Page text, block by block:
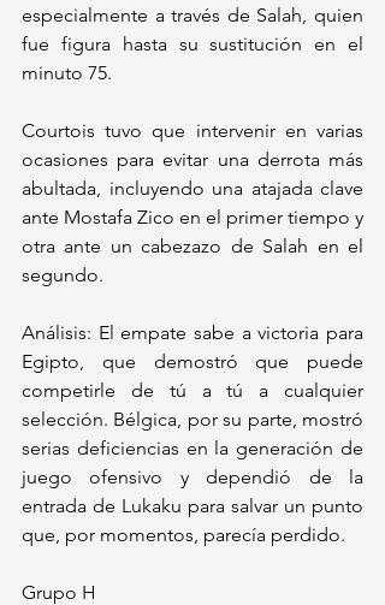
especialmente a través de Salah, quien
fue figura hasta su sustitución en el
minuto 75.
Courtois tuvo que intervenir en varias
ocasiones para evitar una derrota más
abultada, incluyendo una atajada clave
ante Mostafa Zico en el primer tiempo y
otra ante un cabezazo de Salah en el
segundo.
Análisis: El empate sabe a victoria para
Egipto, que demostró que puede
competirle de tú a tú a cualquier
selección. Bélgica, por su parte, mostró
serias deficiencias en la generación de
juego ofensivo y dependió de la
entrada de Lukaku para salvar un punto
que, por momentos, parecía perdido.
Grupo H